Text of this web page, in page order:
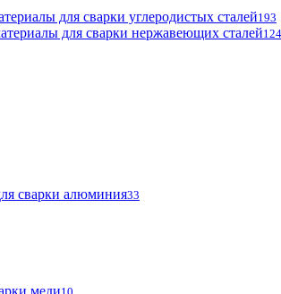
для сварки углеродистых сталей193
для сварки нержавеющих сталей124
сварки алюминия33
меди